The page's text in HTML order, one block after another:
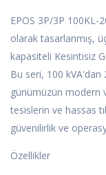
EPOS 3P/3P 100KL-
olarak tasarlanmış,
kapasiteli Kesintisiz
Bu seri, 100 kVA'dan
günümüzün modern
tesislerin ve hassas
güvenilirlik ve
Özellikler